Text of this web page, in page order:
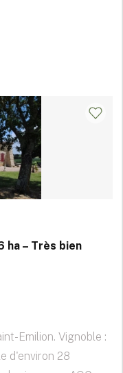
– Très bien
Emilion. Vignoble :
d'environ 28